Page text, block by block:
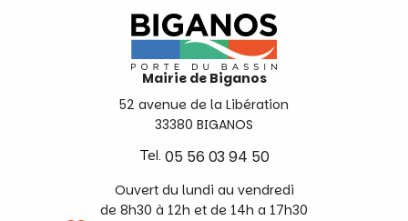
Mairie de Biganos
52 avenue de la Libération
33380 BIGANOS
Tel. 05 56 03 94 50
Ouvert du lundi au vendredi
de 8h30 à 12h et de 14h a 17h30